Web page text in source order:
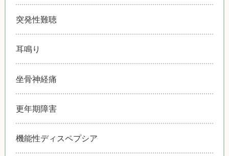
突発性難聴
耳鳴り
坐骨神経痛
更年期障害
機能性ディスペプシア